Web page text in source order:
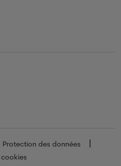
Protection des données